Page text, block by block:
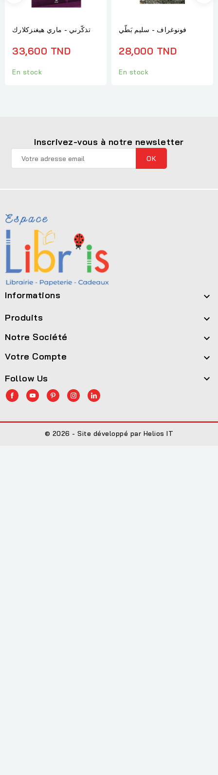
تذكّرني - ماري هيغنزكلارك
33,600 TND
En stock
فونوغراف - سليم بَطّي
28,000 TND
En stock
Inscrivez-vous à notre newsletter
Informations 
Produits 
Notre Société 
Votre Compte 
Follow Us 
© 2026 - Site développé par Helios IT